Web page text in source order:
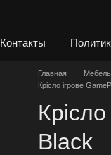
Контакты
Главная Мебель
Крісло ігрове
Black